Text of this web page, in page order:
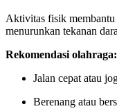
Aktivitas fisik membantu
menurunkan tekanan
Rekomendasi olahraga:
Jalan cepat atau
Berenang atau